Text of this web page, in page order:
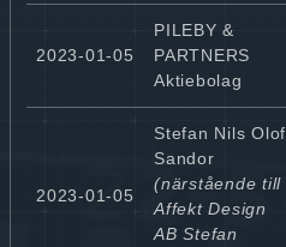
2023-01-05
PILEBY &
PARTNERS
Aktiebolag
2023-01-05
Stefan Nils Olof
Sandor
(närstående till
Affekt Design
AB Stefan